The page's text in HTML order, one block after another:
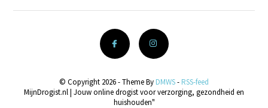
© Copyright 2026 - Theme By DMWS- RSS-feed
MijnDrogist.nl | Jouw online drogist voor verzorging, gezondheid en
huishouden"